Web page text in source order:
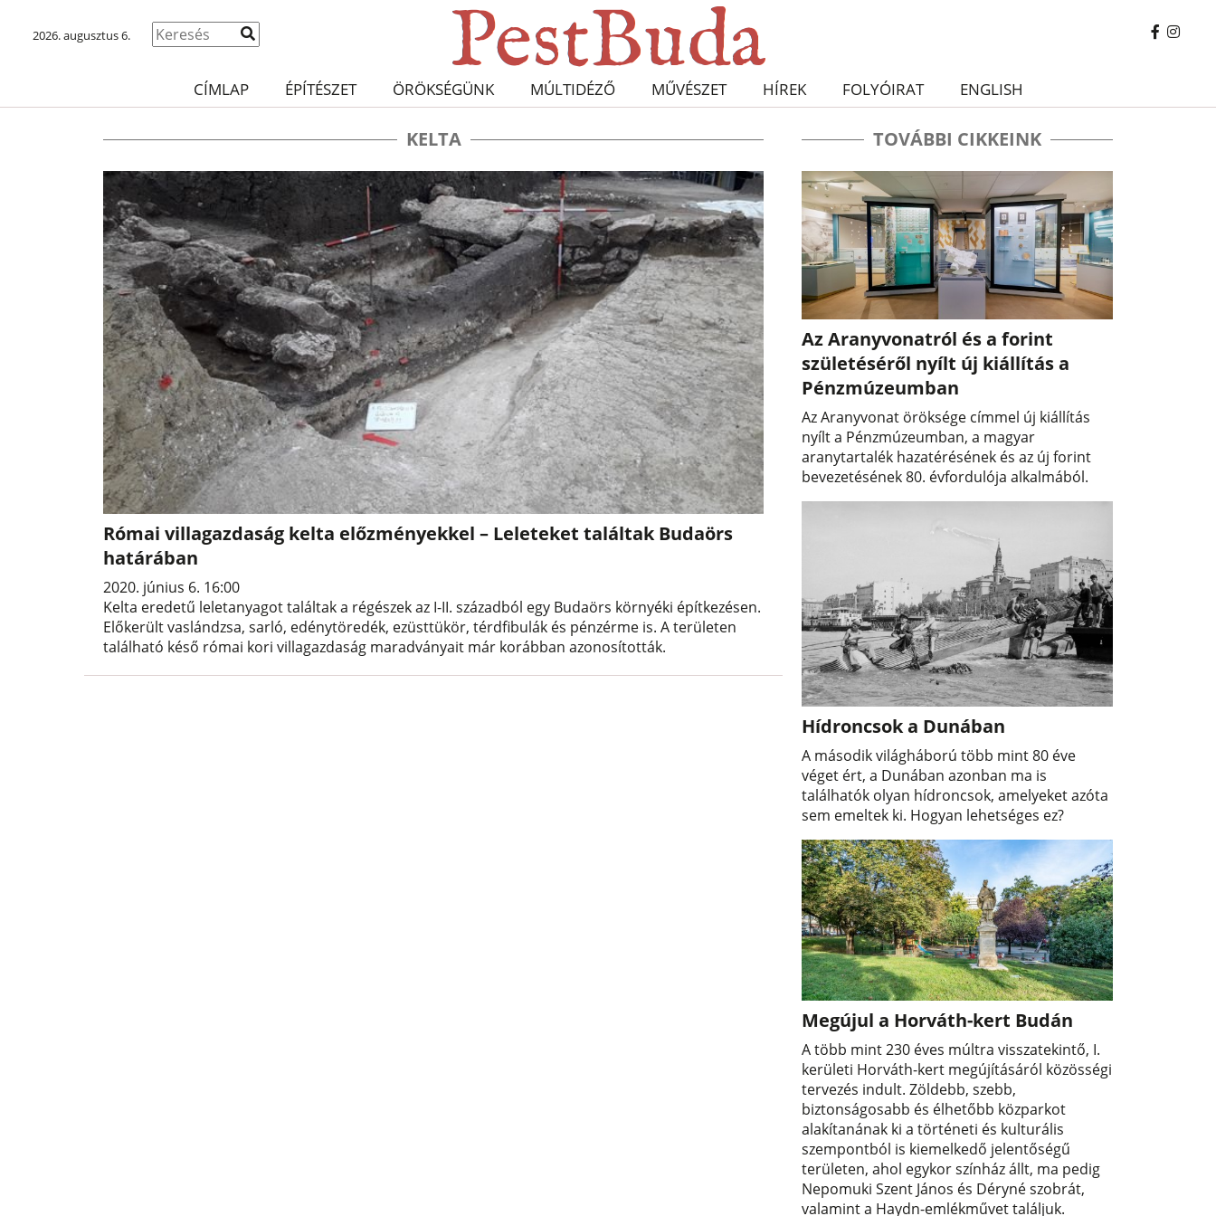
2026. augusztus 6.
CÍMLAP ÉPÍTÉSZET ÖRÖKSÉGÜNK MÚLTIDÉZŐ MŰVÉSZET HÍREK FOLYÓIRAT ENGLISH
KELTA
Római villagazdaság kelta előzményekkel – Leleteket találtak Budaörs
határában
2020. június 6. 16:00
Kelta eredetű leletanyagot találtak a régészek az I-II. századból egy Budaörs környéki építkezésen.
Előkerült vaslándzsa, sarló, edénytöredék, ezüsttükör, térdfibulák és pénzérme is. A területen
található késő római kori villagazdaság maradványait már korábban azonosították.
TOVÁBBI CIKKEINK
Az Aranyvonatról és a forint
születéséről nyílt új kiállítás a
Pénzmúzeumban
Az Aranyvonat öröksége címmel új kiállítás
nyílt a Pénzmúzeumban, a magyar
aranytartalék hazatérésének és az új forint
bevezetésének 80. évfordulója alkalmából.
Hídroncsok a Dunában
A második világháború több mint 80 éve
véget ért, a Dunában azonban ma is
találhatók olyan hídroncsok, amelyeket azóta
sem emeltek ki. Hogyan lehetséges ez?
Megújul a Horváth-kert Budán
A több mint 230 éves múltra visszatekintő, I.
kerületi Horváth-kert megújításáról közösségi
tervezés indult. Zöldebb, szebb,
biztonságosabb és élhetőbb közparkot
alakítanának ki a történeti és kulturális
szempontból is kiemelkedő jelentőségű
területen, ahol egykor színház állt, ma pedig
Nepomuki Szent János és Déryné szobrát,
valamint a Haydn-emlékművet találjuk.